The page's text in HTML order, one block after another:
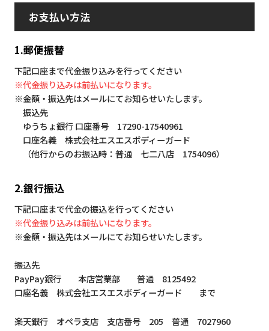
お支払い方法
1.郵便振替
下記口座まで代金振り込みを行ってください
※代金振り込みは前払いになります。
※金額・振込先はメールにてお知らせいたします。
振込先
ゆうちょ銀行 口座番号 17290-17540961
口座名義 株式会社エスエスボディーガード
（他行からのお振込時：普通 七二八店 1754096）
2.銀行振込
下記口座まで代金の振込を行ってください
※代金振り込みは前払いになります。
※金額・振込先はメールにてお知らせいたします。
振込先
PayPay銀行 本店営業部 普通 8125492
口座名義 株式会社エスエスボディーガード まで
楽天銀行 オペラ支店 支店番号 205 普通 7027960